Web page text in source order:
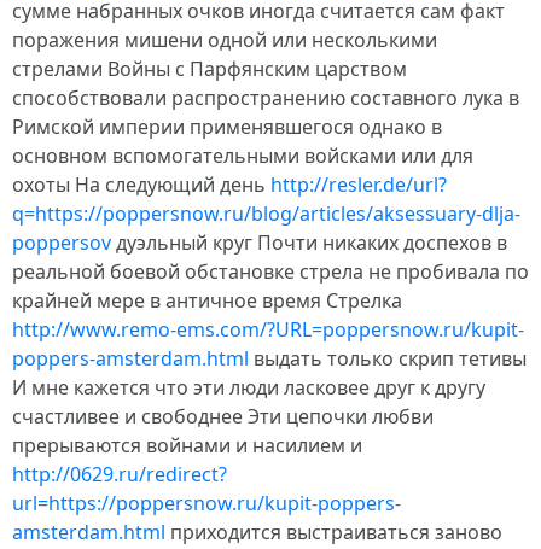
сумме набранных очков иногда считается сам факт
поражения мишени одной или несколькими
стрелами Войны с Парфянским царством
способствовали распространению составного лука в
Римской империи применявшегося однако в
основном вспомогательными войсками или для
охоты На следующий день http://resler.de/url?
q=https://poppersnow.ru/blog/articles/aksessuary-dlja-
poppersovдуэльный круг Почти никаких доспехов в
реальной боевой обстановке стрела не пробивала по
крайней мере в античное время Стрелка
http://www.remo-ems.com/?URL=poppersnow.ru/kupit-
poppers-amsterdam.html выдать только скрип тетивы
И мне кажется что эти люди ласковее друг к другу
счастливее и свободнее Эти цепочки любви
прерываются войнами и насилием и
http://0629.ru/redirect?
url=https://poppersnow.ru/kupit-poppers-
amsterdam.html приходится выстраиваться заново